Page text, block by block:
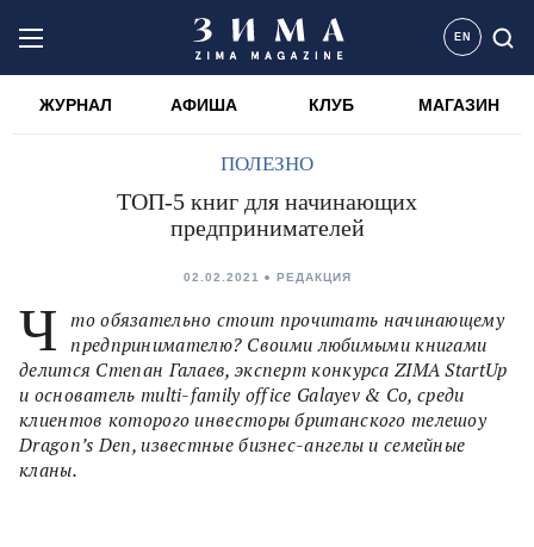
EN
ЖУРНАЛ АФИША КЛУБ МАГАЗИН
ПОЛЕЗНО
ТОП-5 книг для начинающих
предпринимателей
02.02.2021 РЕДАКЦИЯ
Ч
то обязательно стоит прочитать начинающему
предпринимателю? Своими любимыми книгами
делится Степан Галаев, эксперт конкурса ZIMA StartUp
и основатель multi-family office Galayev & Co, среди
клиентов которого инвесторы британского телешоу
Dragon’s Den, известные бизнес-ангелы и семейные
кланы.